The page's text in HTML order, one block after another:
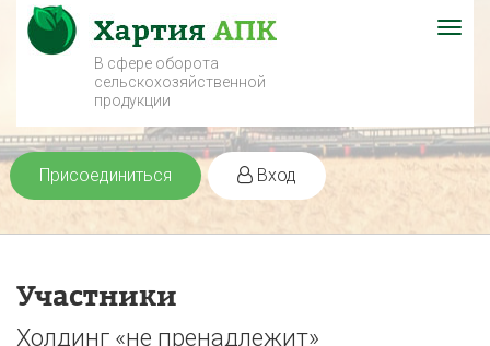
В сфере оборота
сельскохозяйственной
продукции
Присоединиться Вход
Участники
Холдинг «не пренадлежит»